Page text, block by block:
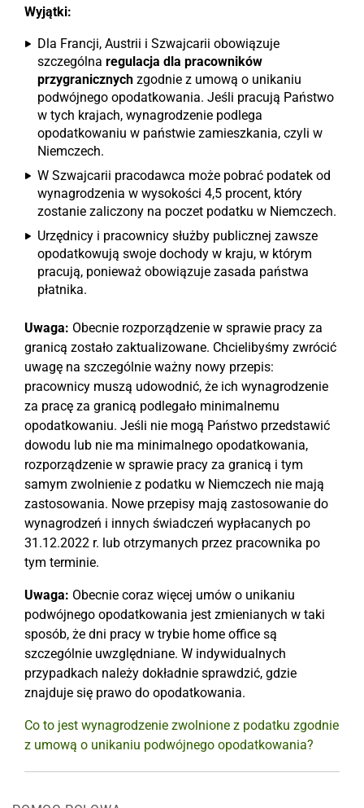
Wyjątki:
Dla Francji, Austrii i Szwajcarii obowiązuje
szczególna regulacja dla pracowników
przygranicznych zgodnie z umową o unikaniu
podwójnego opodatkowania. Jeśli pracują Państwo
w tych krajach, wynagrodzenie podlega
opodatkowaniu w państwie zamieszkania, czyli w
Niemczech.
W Szwajcarii pracodawca może pobrać podatek od
wynagrodzenia w wysokości 4,5 procent, który
zostanie zaliczony na poczet podatku w Niemczech.
Urzędnicy i pracownicy służby publicznej zawsze
opodatkowują swoje dochody w kraju, w którym
pracują, ponieważ obowiązuje zasada państwa
płatnika.
Uwaga: Obecnie rozporządzenie w sprawie pracy za
granicą zostało zaktualizowane. Chcielibyśmy zwrócić
uwagę na szczególnie ważny nowy przepis:
pracownicy muszą udowodnić, że ich wynagrodzenie
za pracę za granicą podlegało minimalnemu
opodatkowaniu. Jeśli nie mogą Państwo przedstawić
dowodu lub nie ma minimalnego opodatkowania,
rozporządzenie w sprawie pracy za granicą i tym
samym zwolnienie z podatku w Niemczech nie mają
zastosowania. Nowe przepisy mają zastosowanie do
wynagrodzeń i innych świadczeń wypłacanych po
31.12.2022 r. lub otrzymanych przez pracownika po
tym terminie.
Uwaga: Obecnie coraz więcej umów o unikaniu
podwójnego opodatkowania jest zmienianych w taki
sposób, że dni pracy w trybie home office są
szczególnie uwzględniane. W indywidualnych
przypadkach należy dokładnie sprawdzić, gdzie
znajduje się prawo do opodatkowania.
Co to jest wynagrodzenie zwolnione z podatku zgodnie
z umową o unikaniu podwójnego opodatkowania?